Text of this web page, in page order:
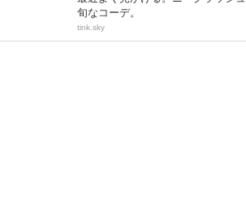
旬なコーデ。
tink.sky